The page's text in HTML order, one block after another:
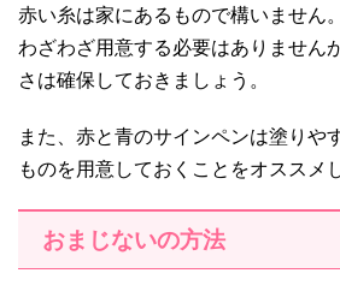
赤い糸は家にあるもので構いません。
わざわざ用意する必要はありません
さは確保しておきましょう。
また、赤と青のサインペンは塗りや
ものを用意しておくことをオススメ
おまじないの方法